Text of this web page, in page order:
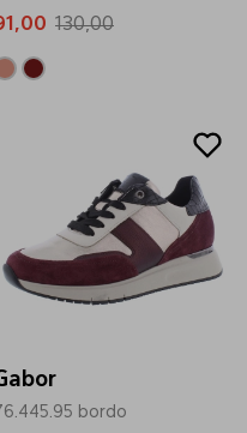
130,00
bordo